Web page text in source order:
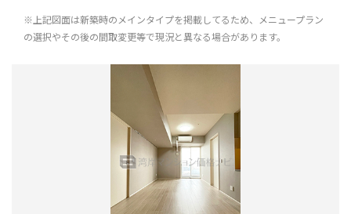
※上記図面は新築時のメインタイプを掲載してるため、メニュープラン
の選択やその後の間取変更等で現況と異なる場合があります。